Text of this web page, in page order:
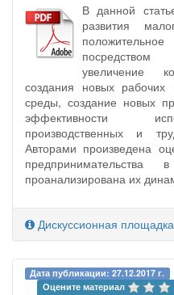
В данной
развития
увеличение
создания новых рабочих
среды, создание новых
эффективности
производственных и
Авторами произведена
проанализирована их
Дискуссионная площадка
Дата публикации: 27.12.2017 г.
Оцените материал